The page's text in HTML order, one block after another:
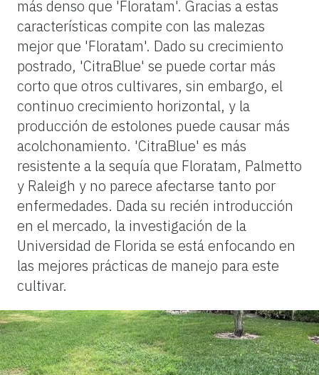
más denso que 'Floratam'. Gracias a estas
características compite con las malezas
mejor que 'Floratam'. Dado su crecimiento
postrado, 'CitraBlue' se puede cortar más
corto que otros cultivares, sin embargo, el
continuo crecimiento horizontal, y la
producción de estolones puede causar más
acolchonamiento. 'CitraBlue' es más
resistente a la sequía que Floratam, Palmetto
y Raleigh y no parece afectarse tanto por
enfermedades. Dada su recién introducción
en el mercado, la investigación de la
Universidad de Florida se está enfocando en
las mejores prácticas de manejo para este
cultivar.